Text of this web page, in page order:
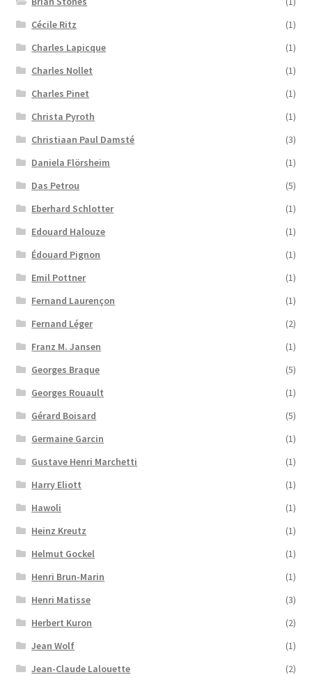
Cécile Ritz
(1)
Charles Lapicque
(1)
Charles Nollet
(1)
Charles Pinet
(1)
Christa Pyroth
(1)
Christiaan Paul Damsté
(3)
Daniela Flörsheim
(1)
Das Petrou
(5)
Eberhard Schlotter
(1)
Edouard Halouze
(1)
Édouard Pignon
(1)
Emil Pottner
(1)
Fernand Laurençon
(1)
Fernand Léger
(2)
Franz M. Jansen
(1)
Georges Braque
(5)
Georges Rouault
(1)
Gérard Boisard
(5)
Germaine Garcin
(1)
Gustave Henri Marchetti
(1)
Harry Eliott
(1)
Hawoli
(1)
Heinz Kreutz
(1)
Helmut Gockel
(1)
Henri Brun-Marin
(1)
Henri Matisse
(3)
Herbert Kuron
(2)
Jean Wolf
(1)
Jean-Claude Lalouette
(2)